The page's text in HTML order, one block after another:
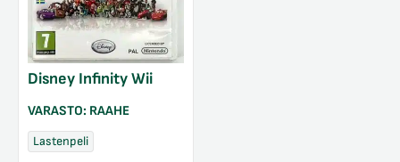
Disney Infinity Wii
VARASTO: RAAHE
Lastenpeli